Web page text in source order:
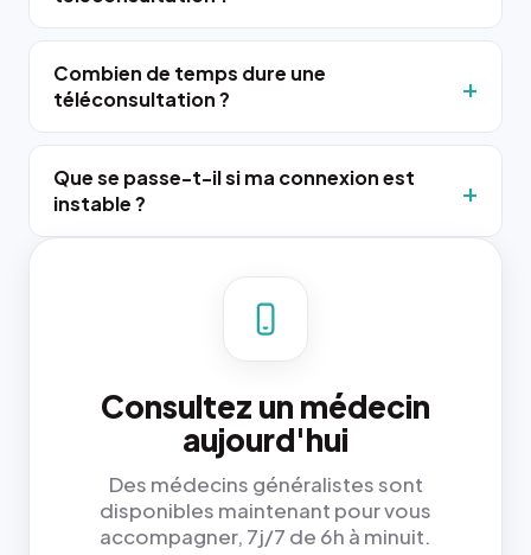
Combien de temps dure une
téléconsultation ?
Que se passe-t-il si ma connexion est
instable ?
Consultez un médecin
aujourd'hui
Des médecins généralistes sont
disponibles maintenant pour vous
accompagner, 7j/7 de 6h à minuit.